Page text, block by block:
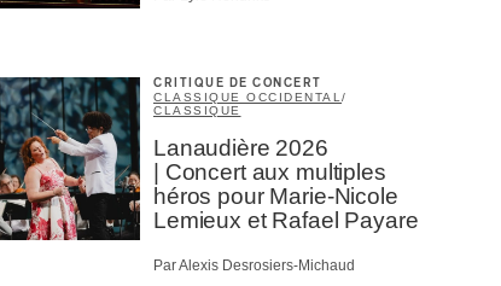
CRITIQUE DE CONCERT
CLASSIQUE OCCIDENTAL /
CLASSIQUE
Lanaudière 2026
| Concert aux multiples
héros pour Marie-Nicole
Lemieux et Rafael Payare
Par Alexis Desrosiers-Michaud